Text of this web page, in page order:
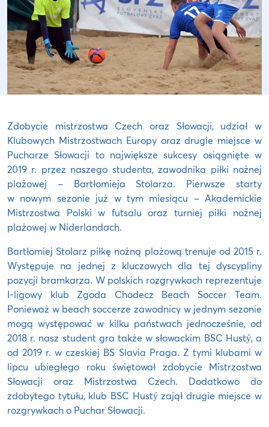
Zdobycie mistrzostwa Czech oraz Słowacji, udział w
Klubowych Mistrzostwach Europy oraz drugie miejsce w
Pucharze Słowacji to największe sukcesy osiągnięte w
2019 r. przez naszego studenta, zawodnika piłki nożnej
plażowej – Bartłomieja Stolarza. Pierwsze starty
w nowym sezonie już w tym miesiącu – Akademickie
Mistrzostwa Polski w futsalu oraz turniej piłki nożnej
plażowej w Niderlandach.
Bartłomiej Stolarz piłkę nożną plażową trenuje od 2015 r.
Występuje na jednej z kluczowych dla tej dyscypliny
pozycji bramkarza. W polskich rozgrywkach reprezentuje
I-ligowy klub Zgoda Chodecz Beach Soccer Team.
Ponieważ w beach soccerze zawodnicy w jednym sezonie
mogą występować w kilku państwach jednocześnie, od
2018 r. nasz student gra także w słowackim BSC Hustý, a
od 2019 r. w czeskiej BS Slavia Praga. Z tymi klubami w
lipcu ubiegłego roku świętował zdobycie Mistrzostwa
Słowacji oraz Mistrzostwa Czech. Dodatkowo do
zdobytego tytułu, klub BSC Hustý zajął drugie miejsce w
rozgrywkach o Puchar Słowacji.